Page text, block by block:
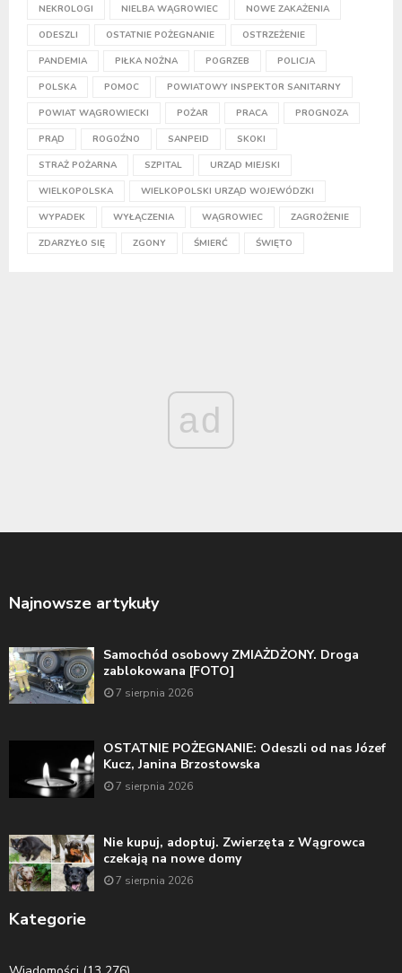
NEKROLOGI NIELBA WĄGROWIEC NOWE ZAKAŻENIA
ODESZLI OSTATNIE POŻEGNANIE OSTRZEŻENIE
PANDEMIA PIŁKA NOŻNA POGRZEB POLICJA
POLSKA POMOC POWIATOWY INSPEKTOR SANITARNY
POWIAT WĄGROWIECKI POŻAR PRACA PROGNOZA
PRĄD ROGOŹNO SANPEID SKOKI
STRAŻ POŻARNA SZPITAL URZĄD MIEJSKI
WIELKOPOLSKA WIELKOPOLSKI URZĄD WOJEWÓDZKI
WYPADEK WYŁĄCZENIA WĄGROWIEC ZAGROŻENIE
ZDARZYŁO SIĘ ZGONY ŚMIERĆ ŚWIĘTO
ad
Najnowsze artykuły
Samochód osobowy ZMIAŻDŻONY. Droga
zablokowana [FOTO]
7 sierpnia 2026
OSTATNIE POŻEGNANIE: Odeszli od nas Józef
Kucz, Janina Brzostowska
7 sierpnia 2026
Nie kupuj, adoptuj. Zwierzęta z Wągrowca
czekają na nowe domy
7 sierpnia 2026
Kategorie